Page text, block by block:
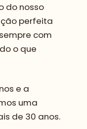
do nosso
perfeita
com
o que
e a
uma
de 30 anos.